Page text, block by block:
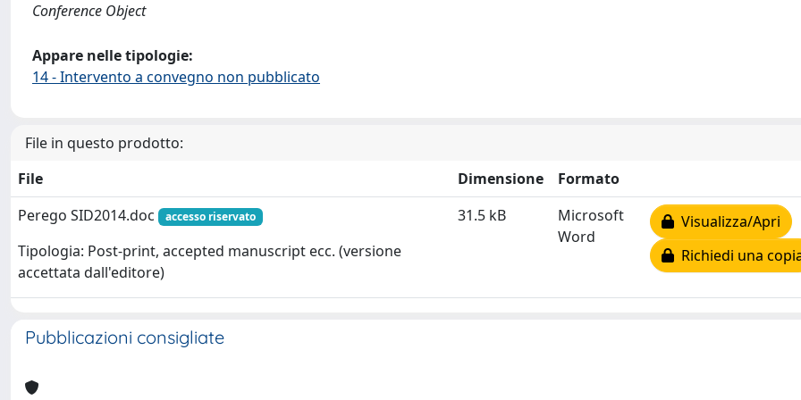
Conference Object
Appare nelle tipologie:
14 - Intervento a convegno non pubblicato
File in questo prodotto:
File
Dimensione
Formato
Perego SID2014.doc
accesso riservato
Tipologia: Post-print, accepted manuscript ecc. (versione
accettata dall'editore)
31.5 kB
Microsoft
Word
Visualizza/Apri
Richiedi una
Pubblicazioni consigliate